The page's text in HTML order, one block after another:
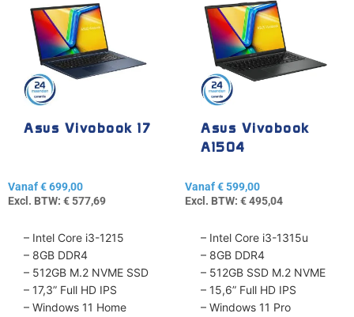
Asus Vivobook 17
Vanaf€699,00
Excl. BTW: €577,69
– Intel Core i3-1215
– 8GB DDR4
– 512GB M.2 NVME SSD
– 17,3” Full HD IPS
– Windows 11 Home
heeft
meerdere
variaties.
optie
worden
productpagina
Asus Vivobook
A1504
Vanaf€599,00
Excl. BTW: €495,04
– Intel Core i3-1315u
– 8GB DDR4
– 512GB SSD M.2 NVME
– 15,6” Full HD IPS
– Windows 11 Pro
heeft
meerdere
variaties.
optie
worden
productpagina